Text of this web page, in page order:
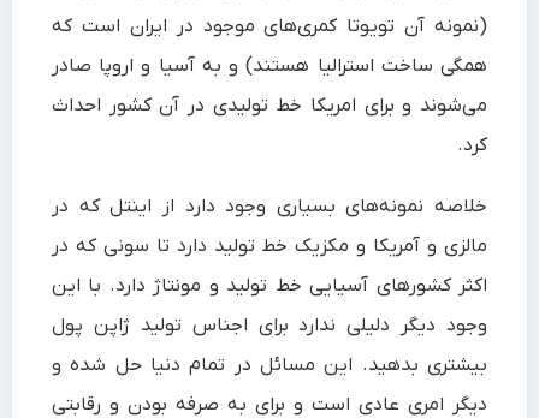
(نمونه آن تویوتا کمری‌های موجود در ایران است که
همگی ساخت استرالیا هستند) و به آسیا و اروپا صادر
می‌شوند و برای امریکا خط تولیدی در آن کشور احداث
کرد.
خلاصه نمونه‌های بسیاری وجود دارد از اینتل که در
مالزی و آمریکا و مکزیک خط تولید دارد تا سونی که در
اکثر کشور‌های آسیایی خط تولید و مونتاژ دارد. با این
وجود دیگر دلیلی ندارد برای اجناس تولید ژاپن پول
بیشتری بدهید. این مسائل در تمام دنیا حل شده و
دیگر امری عادی است و برای به صرفه بودن و رقابتی